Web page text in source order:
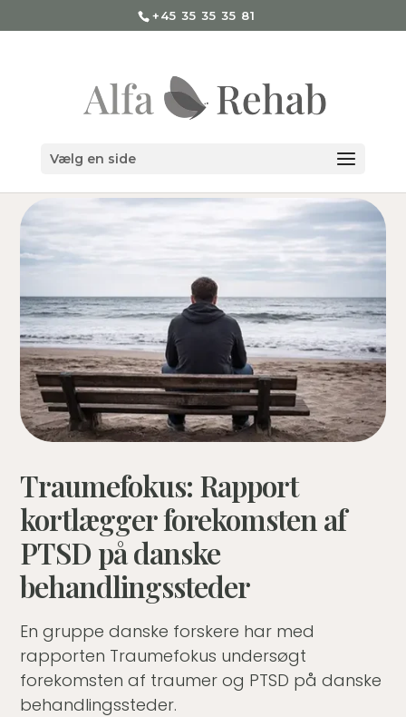
+45 35 35 35 81
Vælg en side
Traumefokus: Rapport
kortlægger forekomsten af
PTSD på danske
behandlingssteder
En gruppe danske forskere har med
rapporten Traumefokus undersøgt
forekomsten af traumer og PTSD på danske
behandlingssteder.